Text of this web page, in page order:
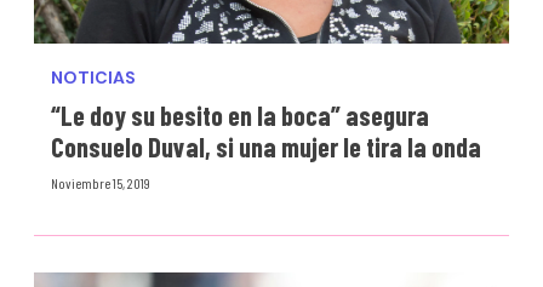
NOTICIAS
“Le doy su besito en la boca” asegura
Consuelo Duval, si una mujer le tira la onda
Noviembre 15, 2019